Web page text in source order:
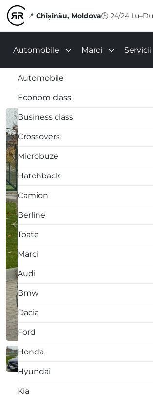
📍 Chișinău, Moldova🕒 24/24 Lu–Du
Automobile Marci Servicii
Automobile
Econom class
Business class
Crossovers
Microbuze
Hatchback
Camion
Berline
Toate
Marci
Audi
Bmw
Dacia
Ford
Honda
Hyundai
Kia